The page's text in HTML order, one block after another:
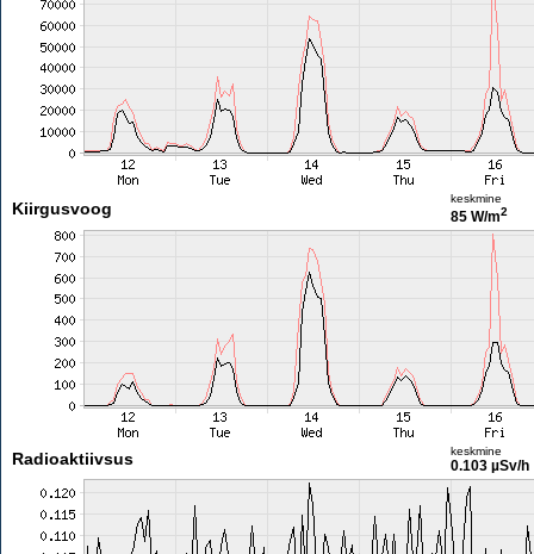
Kiirgusvoog
keskmine
85 W/m2
Radioaktiivsus keskmine
0.103 µSv/h